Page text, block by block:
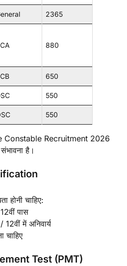
2365
880
650
550
550
Constable Recruitment 2026
है।
होनी चाहिए:
पास
में अनिवार्य
चाहिए
Test (PMT)